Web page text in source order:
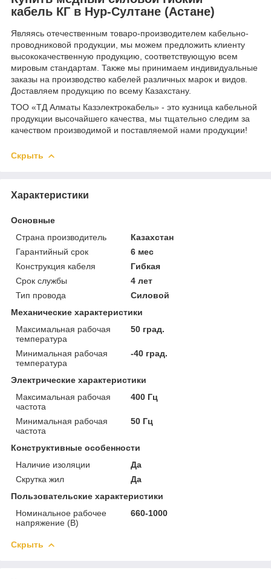
кабель КГ в Нур-Султане (Астане)
Являясь отечественным товаро-производителем кабельно-
проводниковой продукции, мы можем предложить клиенту
высококачественную продукцию, соответствующую всем
мировым стандартам. Также мы принимаем индивидуальные
заказы на производство кабелей различных марок и видов.
Доставляем продукцию по всему Казахстану.
ТОО «ТД Алматы Казэлектрокабель» - это кузница кабельной
продукции высочайшего качества, мы тщательно следим за
качеством производимой и поставляемой нами продукции!
Скрыть
Характеристики
Основные
Страна производитель
Казахстан
Гарантийный срок
6 мес
Конструкция кабеля
Гибкая
Срок службы
4 лет
Тип провода
Силовой
Механические характеристики
Максимальная рабочая
температура
50 град.
Минимальная рабочая
температура
-40 град.
Электрические характеристики
Максимальная рабочая
частота
400 Гц
Минимальная рабочая
частота
50 Гц
Конструктивные особенности
Наличие изоляции
Да
Скрутка жил
Да
Пользовательские характеристики
Номинальное рабочее
напряжение (В)
660-1000
Скрыть